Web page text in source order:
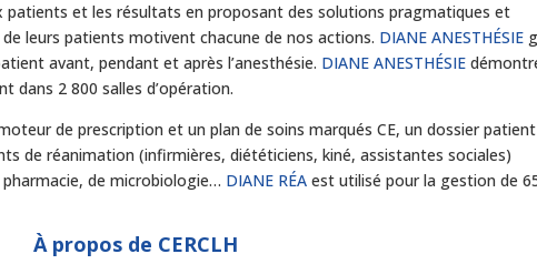
patients et les résultats en proposant des solutions pragmatiques et
leurs patients motivent chacune de nos actions. DIANE ANESTHÉSIE
avant, pendant et après l’anesthésie. DIANE ANESTHÉSIE
dans 2 800 salles d’opération.
de prescription et un plan de soins marqués CE, un dossier patient
de réanimation (infirmières, diététiciens, kiné, assistantes sociales)
de microbiologie… DIANE RÉA est utilisé pour la gestion de
À propos de CERCLH